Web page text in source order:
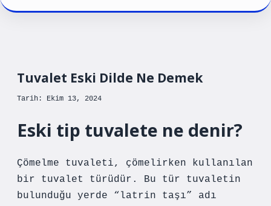
Tuvalet Eski Dilde Ne Demek
Tarih: Ekim 13, 2024
Eski tip tuvalete ne denir?
Çömelme tuvaleti, çömelirken kullanılan
bir tuvalet türüdür. Bu tür tuvaletin
bulunduğu yerde “latrin taşı” adı